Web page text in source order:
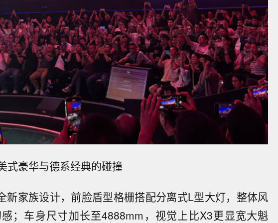
式豪华与德系经典的碰撞
新家族设计，前脸盾型格栅搭配分离式L型大灯，整体风
；车身尺寸加长至4888mm，视觉上比X3更显宽大魁